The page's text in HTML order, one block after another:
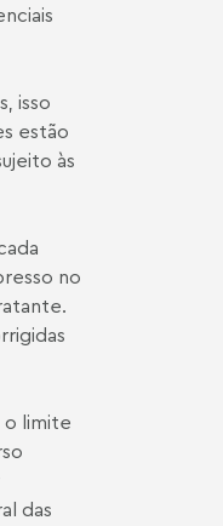
isso
estão
às
no
o limite
das